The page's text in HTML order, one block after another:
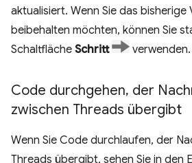
aktualisiert. Wenn Sie das bisherige
beibehalten möchten, können Sie
Schaltfläche Schritt verwenden.
Code durchgehen, der
zwischen Threads übergibt
Wenn Sie Code durchlaufen, der
Threads übergibt, sehen Sie in den